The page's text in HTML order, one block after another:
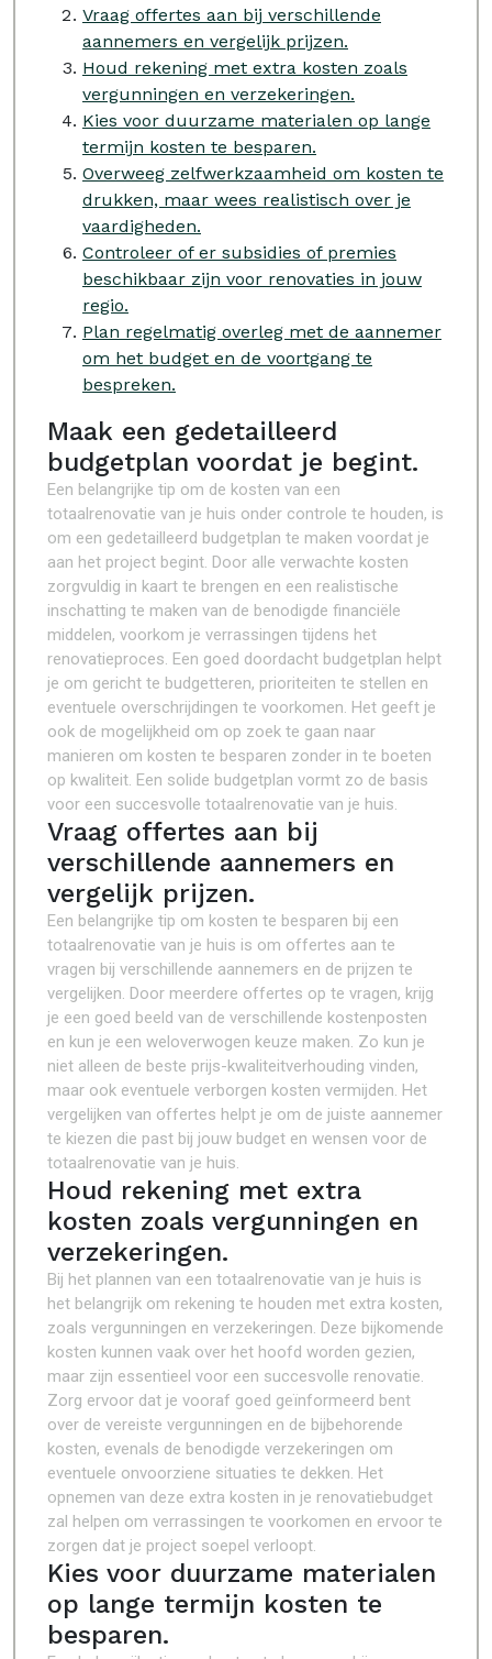
Vraag offertes aan bij verschillende
aannemers en vergelijk prijzen.
Houd rekening met extra kosten zoals
vergunningen en verzekeringen.
Kies voor duurzame materialen op lange
termijn kosten te besparen.
Overweeg zelfwerkzaamheid om kosten te
drukken, maar wees realistisch over je
vaardigheden.
Controleer of er subsidies of premies
beschikbaar zijn voor renovaties in jouw
regio.
Plan regelmatig overleg met de aannemer
om het budget en de voortgang te
bespreken.
Maak een gedetailleerd
budgetplan voordat je begint.
Een belangrijke tip om de kosten van een
totaalrenovatie van je huis onder controle te houden, is
om een gedetailleerd budgetplan te maken voordat je
aan het project begint. Door alle verwachte kosten
zorgvuldig in kaart te brengen en een realistische
inschatting te maken van de benodigde financiële
middelen, voorkom je verrassingen tijdens het
renovatieproces. Een goed doordacht budgetplan helpt
je om gericht te budgetteren, prioriteiten te stellen en
eventuele overschrijdingen te voorkomen. Het geeft je
ook de mogelijkheid om op zoek te gaan naar
manieren om kosten te besparen zonder in te boeten
op kwaliteit. Een solide budgetplan vormt zo de basis
voor een succesvolle totaalrenovatie van je huis.
Vraag offertes aan bij
verschillende aannemers en
vergelijk prijzen.
Een belangrijke tip om kosten te besparen bij een
totaalrenovatie van je huis is om offertes aan te
vragen bij verschillende aannemers en de prijzen te
vergelijken. Door meerdere offertes op te vragen, krijg
je een goed beeld van de verschillende kostenposten
en kun je een weloverwogen keuze maken. Zo kun je
niet alleen de beste prijs-kwaliteitverhouding vinden,
maar ook eventuele verborgen kosten vermijden. Het
vergelijken van offertes helpt je om de juiste aannemer
te kiezen die past bij jouw budget en wensen voor de
totaalrenovatie van je huis.
Houd rekening met extra
kosten zoals vergunningen en
verzekeringen.
Bij het plannen van een totaalrenovatie van je huis is
het belangrijk om rekening te houden met extra kosten,
zoals vergunningen en verzekeringen. Deze bijkomende
kosten kunnen vaak over het hoofd worden gezien,
maar zijn essentieel voor een succesvolle renovatie.
Zorg ervoor dat je vooraf goed geïnformeerd bent
over de vereiste vergunningen en de bijbehorende
kosten, evenals de benodigde verzekeringen om
eventuele onvoorziene situaties te dekken. Het
opnemen van deze extra kosten in je renovatiebudget
zal helpen om verrassingen te voorkomen en ervoor te
zorgen dat je project soepel verloopt.
Kies voor duurzame materialen
op lange termijn kosten te
besparen.